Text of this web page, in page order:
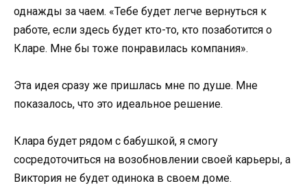
однажды за чаем. «Тебе будет легче вернуться к
работе, если здесь будет кто-то, кто позаботится о
Кларе. Мне бы тоже понравилась компания».
Эта идея сразу же пришлась мне по душе. Мне
показалось, что это идеальное решение.
Клара будет рядом с бабушкой, я смогу
сосредоточиться на возобновлении своей карьеры, а
Виктория не будет одинока в своем доме.